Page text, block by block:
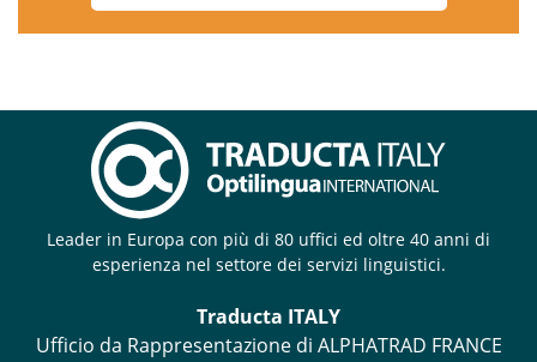
Leader in Europa con più di 80 uffici ed oltre 40 anni di
esperienza nel settore dei servizi linguistici.
Traducta ITALY
Ufficio da Rappresentazione di ALPHATRAD FRANCE